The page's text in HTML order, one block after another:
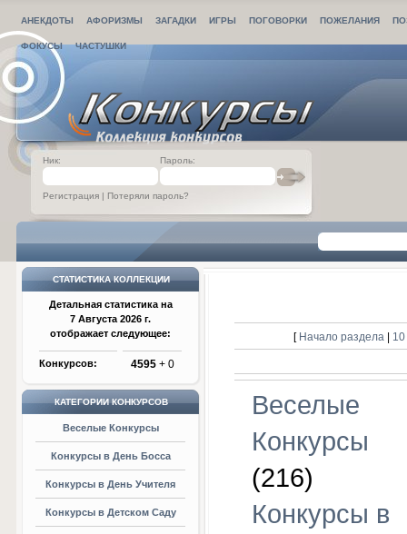
АНЕКДОТЫ АФОРИЗМЫ ЗАГАДКИ ИГРЫ ПОГОВОРКИ ПОЖЕЛАНИЯ
ФОКУСЫ ЧАСТУШКИ
Ник: Пароль:
Регистрация | Потеряли пароль?
СТАТИСТИКА КОЛЛЕКЦИИ
Детальная статистика на
7 Августа 2026 г.
отображает следующее:
Конкурсов: 4595 + 0
КАТЕГОРИИ КОНКУРСОВ
Веселые Конкурсы
Конкурсы в День Босса
Конкурсы в День Учителя
Конкурсы в Детском Саду
[ Начало раздела |
Веселые
Конкурсы
(216)
Конкурсы в